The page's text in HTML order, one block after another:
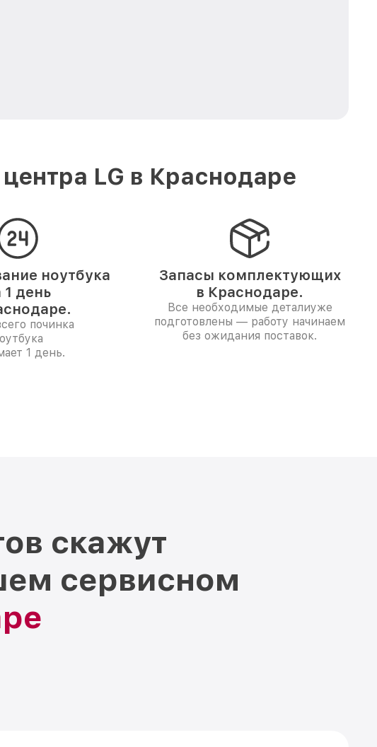
LG в Краснодаре
ноутбука
1 день
починка
1 день.
Запасы комплектующих
в Краснодаре.
Все необходимые деталиуже
подготовлены — работу начинаем
без ожидания поставок.
скажут
сервисном